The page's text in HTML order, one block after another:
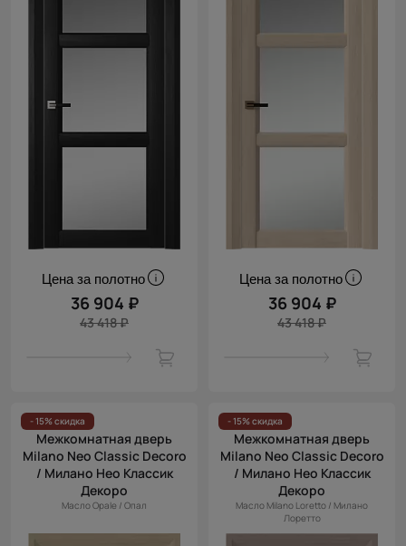
Цена за полотно
36 904 ₽
43 418 ₽
Цена за полотно
36 904 ₽
43 418 ₽
- 15% скидка
Межкомнатная дверь
Milano Neo Classic Decoro
/ Милано Нео Классик
Декоро
Масло Opale / Опал
- 15% скидка
Межкомнатная дверь
Milano Neo Classic Decoro
/ Милано Нео Классик
Декоро
Масло Milano Loretto / Милано
Лоретто